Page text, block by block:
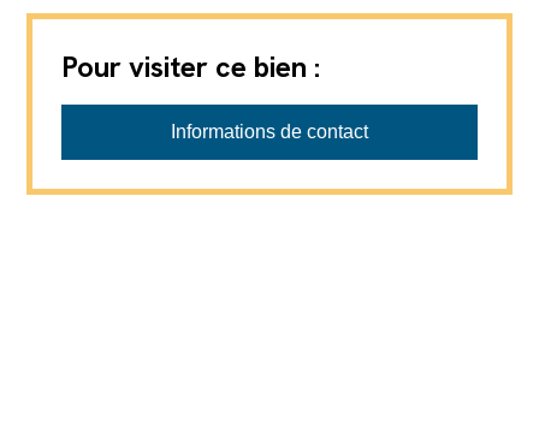
Pour visiter ce bien :
CF IMMOBILIER COMPAGNIE FONCIERE SA -
GRUYERE
Informations de contact